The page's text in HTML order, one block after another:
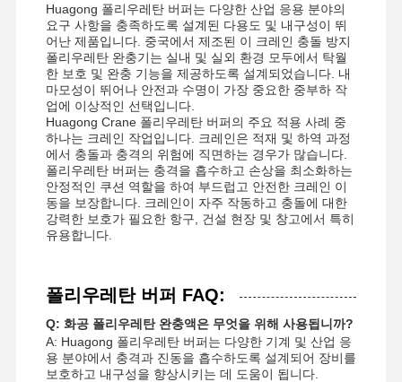
Huagong 폴리우레탄 버퍼는 다양한 산업 응용 분야의
요구 사항을 충족하도록 설계된 다용도 및 내구성이 뛰
어난 제품입니다. 중국에서 제조된 이 크레인 충돌 방지
폴리우레탄 완충기는 실내 및 실외 환경 모두에서 탁월
한 보호 및 완충 기능을 제공하도록 설계되었습니다. 내
마모성이 뛰어나 안전과 수명이 가장 중요한 중부하 작
업에 이상적인 선택입니다.
Huagong Crane 폴리우레탄 버퍼의 주요 적용 사례 중
하나는 크레인 작업입니다. 크레인은 적재 및 하역 과정
에서 충돌과 충격의 위험에 직면하는 경우가 많습니다.
폴리우레탄 버퍼는 충격을 흡수하고 손상을 최소화하는
안정적인 쿠션 역할을 하여 부드럽고 안전한 크레인 이
동을 보장합니다. 크레인이 자주 작동하고 충돌에 대한
강력한 보호가 필요한 항구, 건설 현장 및 창고에서 특히
유용합니다.
폴리우레탄 버퍼 FAQ:
Q: 화공 폴리우레탄 완충액은 무엇을 위해 사용됩니까?
A: Huagong 폴리우레탄 버퍼는 다양한 기계 및 산업 응
용 분야에서 충격과 진동을 흡수하도록 설계되어 장비를
보호하고 내구성을 향상시키는 데 도움이 됩니다.